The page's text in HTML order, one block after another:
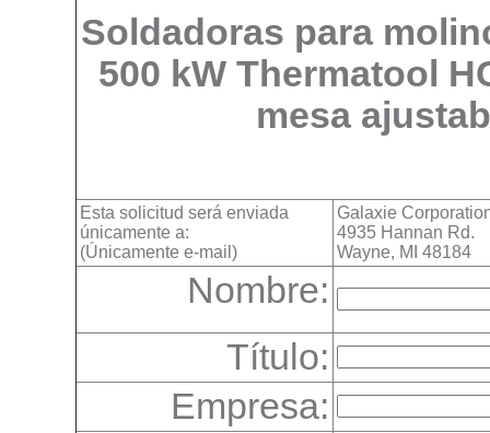
Soldadoras para
500 kW Thermatool
mesa
Esta solicitud será enviada
únicamente a:
(Únicamente e-mail)
Galaxie
4935 Hannan Rd.
Wayne, MI 48184
Nombre:
Título:
Empresa: